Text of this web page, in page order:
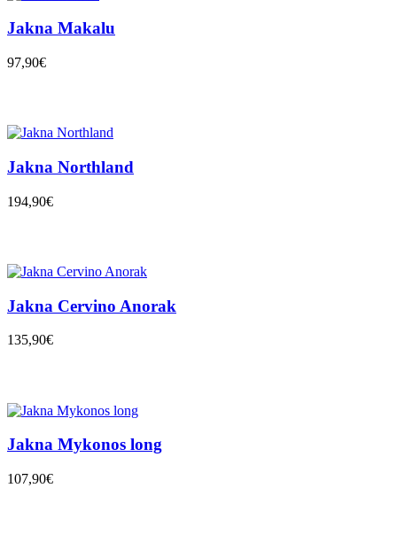
Jakna Makalu
97,90€
Jakna Northland
194,90€
Jakna Cervino Anorak
135,90€
Jakna Mykonos long
107,90€